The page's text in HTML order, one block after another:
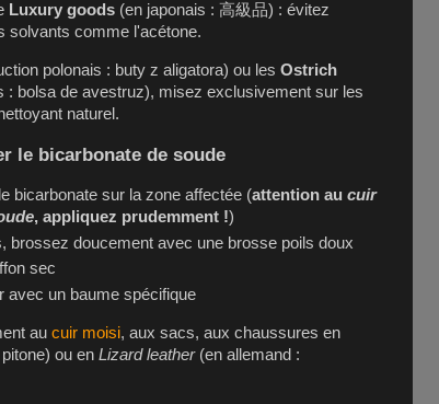
Luxury goods (en japonais : 高級品) : évitez
solvants comme l'acétone.
polonais : buty z aligatora) ou les Ostrich
: bolsa de avestruz), misez exclusivement sur les
naturel.
le bicarbonate de soude
bicarbonate sur la zone affectée (attention au cuir
, appliquez prudemment !)
brossez doucement avec une brosse poils doux
sec
avec un baume spécifique
au cuir moisi, aux sacs, aux chaussures en
ou en Lizard leather(en allemand :